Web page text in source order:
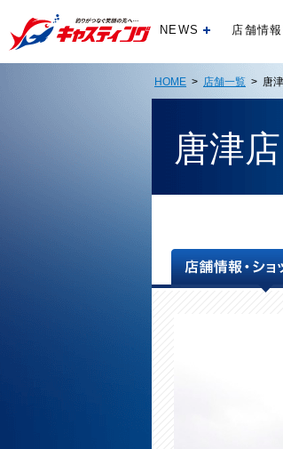
NEWS 開く店舗情報
HOME > 店舗一覧 > 唐
唐津店